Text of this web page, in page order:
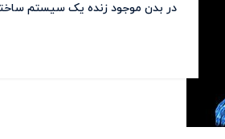
در بدن موجود زنده یک سیستم